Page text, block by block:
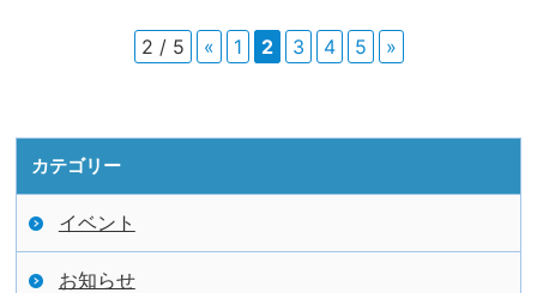
2 / 5 « 1 2 3 4 5 »
カテゴリー
イベント
お知らせ